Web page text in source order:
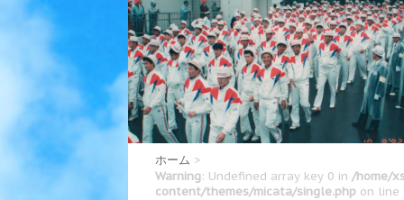
ホーム >
Warning: Undefined array key 0 in /home/
content/themes/micata/single.php on line